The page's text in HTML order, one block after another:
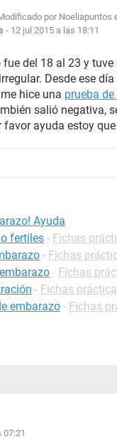
por Noeliapuntos
- 12 jul 2015 a las 18:11
del 18 al 23 y
Desde ese
hice una prueba
salió negativa,
ayuda estoy
Ayuda
fertiles - Fichas
- Fichas
- Fichas
- Fichas
embarazo - Fichas
07:21